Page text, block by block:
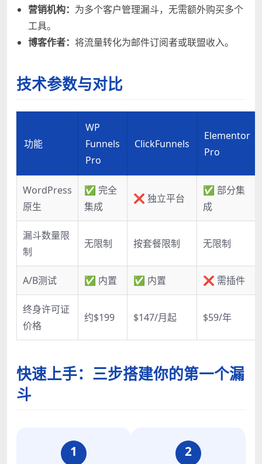
营销机构： 为多个客户管理漏斗，无需额外购买多个
工具。
博客作者： 将流量转化为邮件订阅者或联盟收入。
技术参数与对比
功能
WP
Funnels
Pro
ClickFunnels
Elementor
Pro
WordPress
原生
✅ 完全
集成
❌ 独立平台
✅ 部分集
成
漏斗数量限
制
无限制 按套餐限制 无限制
A/B测试 ✅ 内置 ✅ 内置 ❌ 需插件
终身许可证
价格
约$199 $147/月起 $59/年
快速上手：三步搭建你的第一个漏
斗
1 2